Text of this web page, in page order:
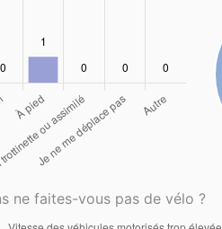
ne faites-vous pas de vélo ?